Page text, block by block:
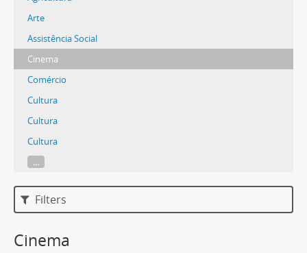
Arte
Assistência Social
Cinema
Comércio
Cultura
Cultura
Cultura
...
Filters
Cinema